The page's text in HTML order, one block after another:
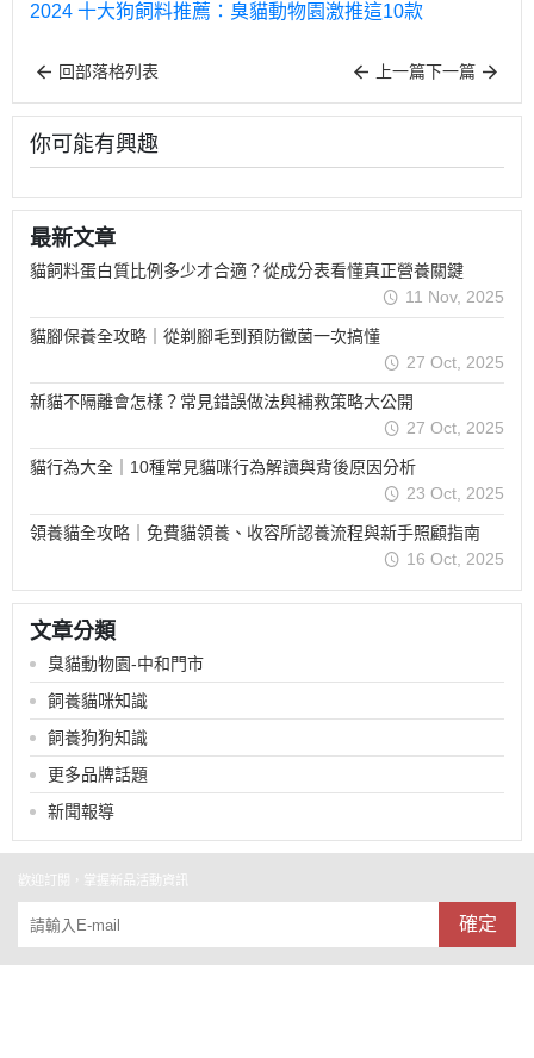
2024 十大狗飼料推薦：臭貓動物園激推這10款
回部落格列表 上一篇下一篇
你可能有興趣
最新文章
貓飼料蛋白質比例多少才合適？從成分表看懂真正營養關鍵
11 Nov, 2025
貓腳保養全攻略｜從剃腳毛到預防黴菌一次搞懂
27 Oct, 2025
新貓不隔離會怎樣？常見錯誤做法與補救策略大公開
27 Oct, 2025
貓行為大全｜10種常見貓咪行為解讀與背後原因分析
23 Oct, 2025
領養貓全攻略｜免費貓領養、收容所認養流程與新手照顧指南
16 Oct, 2025
文章分類
臭貓動物園-中和門市
飼養貓咪知識
飼養狗狗知識
更多品牌話題
新聞報導
歡迎訂閱，掌握新品活動資訊
確定